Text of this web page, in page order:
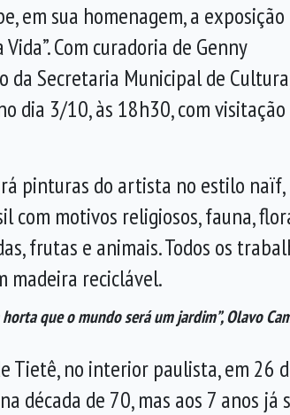
em sua homenagem, a exposição
Com curadoria de Genny
da Secretaria Municipal de
dia 3/10, às 18h30, com visitação
pinturas do artista no estilo naïf,
com motivos religiosos, fauna,
frutas e animais. Todos os
madeira reciclável.
que o mundo será um jardim”, Olavo
Tietê, no interior paulista, em 26
década de 70, mas aos 7 anos